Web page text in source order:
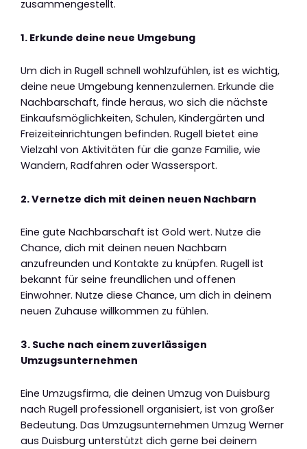
zusammengestellt.
1. Erkunde deine neue Umgebung
Um dich in Rugell schnell wohlzufühlen, ist es wichtig,
deine neue Umgebung kennenzulernen. Erkunde die
Nachbarschaft, finde heraus, wo sich die nächste
Einkaufsmöglichkeiten, Schulen, Kindergärten und
Freizeiteinrichtungen befinden. Rugell bietet eine
Vielzahl von Aktivitäten für die ganze Familie, wie
Wandern, Radfahren oder Wassersport.
2. Vernetze dich mit deinen neuen Nachbarn
Eine gute Nachbarschaft ist Gold wert. Nutze die
Chance, dich mit deinen neuen Nachbarn
anzufreunden und Kontakte zu knüpfen. Rugell ist
bekannt für seine freundlichen und offenen
Einwohner. Nutze diese Chance, um dich in deinem
neuen Zuhause willkommen zu fühlen.
3. Suche nach einem zuverlässigen
Umzugsunternehmen
Eine Umzugsfirma, die deinen Umzug von Duisburg
nach Rugell professionell organisiert, ist von großer
Bedeutung. Das Umzugsunternehmen Umzug Werner
aus Duisburg unterstützt dich gerne bei deinem